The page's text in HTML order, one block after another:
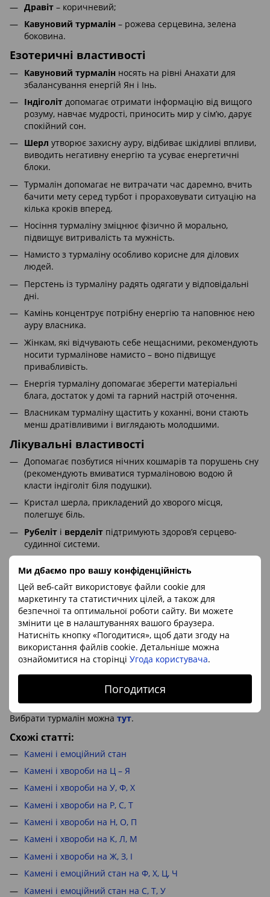
Ми дбаємо про вашу конфіденційність
Цей веб-сайт використовує файли cookie для
маркетингу та статистичних цілей, а також для
безпечної та оптимальної роботи сайту. Ви можете
змінити це в налаштуваннях вашого браузера.
Натисніть кнопку «Погодитися», щоб дати згоду на
використання файлів cookie. Детальніше можна
ознайомитися на сторінці Угода користувача.
Погодитися
Дравіт – коричневий;
Кавуновий турмалін – рожева серцевина, зелена
боковина.
Езотеричні властивості
Кавуновий турмалін носять на рівні Анахати для
збалансування енергій Ян і Інь.
Індіголіт допомагає отримати інформацію від вищого
розуму, навчає мудрості, приносить мир у сім’ю, дарує
спокійний сон.
Шерл утворює захисну ауру, відбиває шкідливі впливи,
виводить негативну енергію та усуває енергетичні
блоки.
Турмалін допомагає не витрачати час даремно, вчить
бачити мету серед турбот і прораховувати ситуацію на
кілька кроків вперед.
Носіння турмаліну зміцнює фізично й морально,
підвищує витривалість та мужність.
Намисто з турмаліну особливо корисне для ділових
людей.
Перстень із турмаліну радять одягати у відповідальні
дні.
Камінь концентрує потрібну енергію та наповнює нею
ауру власника.
Жінкам, які відчувають себе нещасними, рекомендують
носити турмалінове намисто – воно підвищує
привабливість.
Енергія турмаліну допомагає зберегти матеріальні
блага, достаток у домі та гарний настрій оточення.
Власникам турмаліну щастить у коханні, вони стають
менш дратівливими і виглядають молодшими.
Лікувальні властивості
Допомагає позбутися нічних кошмарів та порушень сну
(рекомендують вмиватися турмаліновою водою й
класти індіголіт біля подушки).
Кристал шерла, прикладений до хворого місця,
полегшує біль.
Рубеліт і верделіт підтримують здоров’я серцево-
судинної системи.
допомагає при втомі та виснаженні.
Серед зелених каменів саме турмалін має найсильніші
омолоджуючі властивості.
Рекомендується при значних фізичних і нервових
навантаженнях.
Найсильніший вплив турмалін чинить на шкіру:
стимулює оновлення клітин, омолоджує та покращує
тонус. Для догляду корисний масаж обличчя 2 рази на
тиждень по лініях зморшок.
Автор: Анастасія Казачок
Вибрати турмалін можна тут.
Схожі статті:
Камені і емоційний стан
Камені і хвороби на Ц – Я
Камені і хвороби на У, Ф, Х
Камені і хвороби на Р, С, Т
Камені і хвороби на Н, О, П
Камені і хвороби на К, Л, М
Камені і хвороби на Ж, З, І
Камені і емоційний стан на Ф, Х, Ц, Ч
Камені і емоційний стан на С, Т, У